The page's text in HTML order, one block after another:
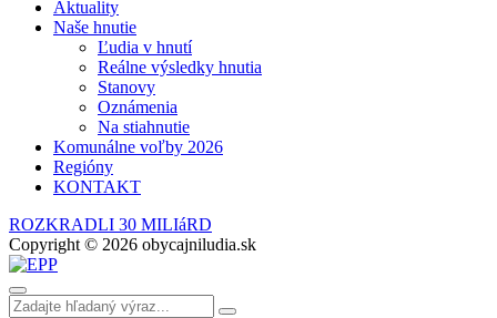
Aktuality
Naše hnutie
Ľudia v hnutí
Reálne výsledky hnutia
Stanovy
Oznámenia
Na stiahnutie
Komunálne voľby 2026
Regióny
KONTAKT
ROZKRADLI 30 MILIáRD
Copyright © 2026 obycajniludia.sk